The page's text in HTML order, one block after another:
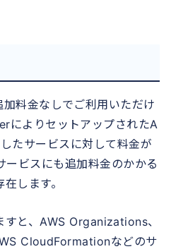
料金なしでご利用いただけ
によりセットアップされたA
たサービスに対して料金が
ービスにも追加料金のかかる
します。
すと、AWS Organizations、
CloudFormationなどのサ